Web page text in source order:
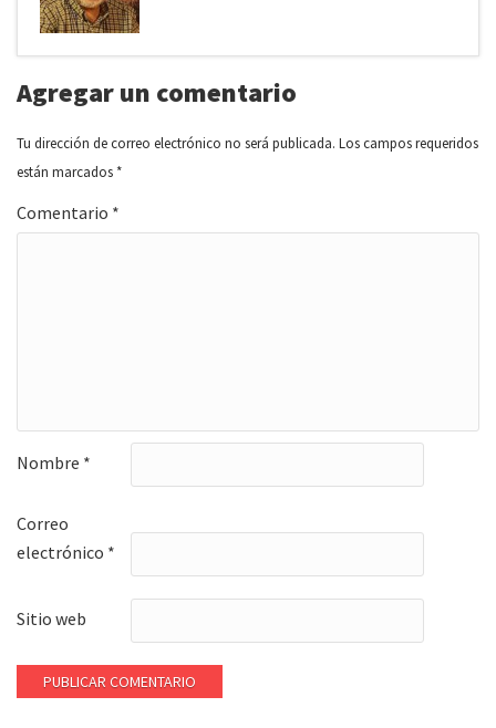
Agregar un comentario
Tu dirección de correo electrónico no será publicada. Los campos requeridos
están marcados *
Comentario *
Nombre *
Correo
electrónico *
Sitio web